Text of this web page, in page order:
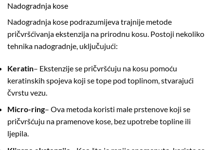
Nadogradnja kose
Nadogradnja kose podrazumijeva trajnije metode
pričvršćivanja ekstenzija na prirodnu kosu. Postoji nekoliko
tehnika nadogradnje, uključujući:
Keratin– Ekstenzije se pričvršćuju na kosu pomoću
keratinskih spojeva koji se tope pod toplinom, stvarajući
čvrstu vezu.
Micro-ring– Ova metoda koristi male prstenove koji se
pričvršćuju na pramenove kose, bez upotrebe topline ili
ljepila.